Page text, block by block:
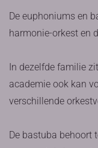
De euphoniums en
harmonie-orkest en
In dezelfde familie
academie ook kan
verschillende
De bastuba behoort